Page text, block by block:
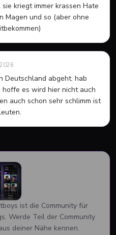
kriegt immer krassen Hate
Magen und so (aber ohne
Deutschland abgeht. hab
hoffe es wird hier nicht auch
auch schon sehr schlimm ist
ist die Community für
Werde Teil der Community
deiner Nähe kennen.